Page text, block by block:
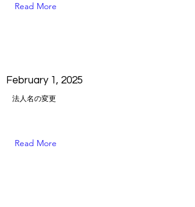
Read More
February 1, 2025
法人名の変更
Read More